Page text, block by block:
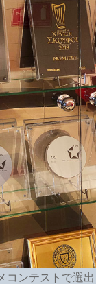
コンテストで選